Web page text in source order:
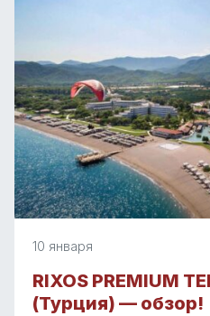
10 января
RIXOS PREMIUM
(Турция) — обзор!